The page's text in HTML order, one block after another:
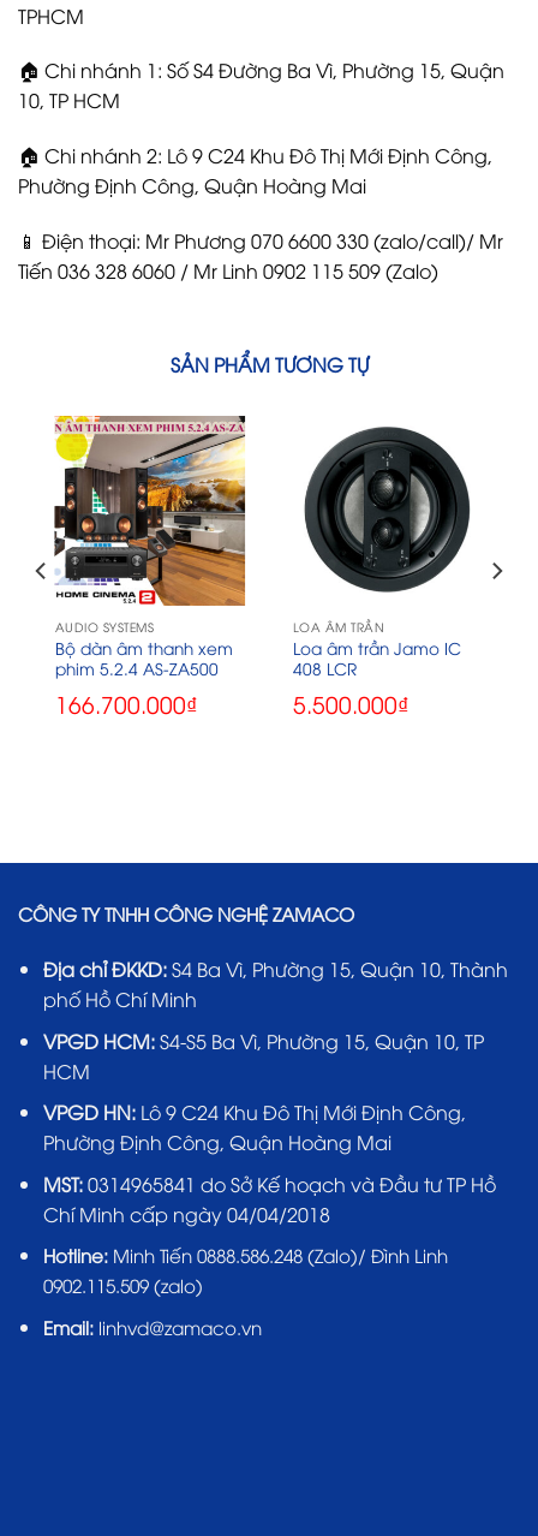
TPHCM
🏠 Chi nhánh 1: Số S4 Đường Ba Vì, Phường 15, Quận
10, TP HCM
🏠 Chi nhánh 2: Lô 9 C24 Khu Đô Thị Mới Định Công,
Phường Định Công, Quận Hoàng Mai
📱 Điện thoại: Mr Phương 070 6600 330 (zalo/call)/ Mr
Tiến 036 328 6060 / Mr Linh 0902 115 509 (Zalo)
SẢN PHẨM TƯƠNG TỰ
AUDIO SYSTEMS
Bộ dàn âm thanh xem
phim 5.2.4 AS-ZA500
166.700.000₫
LOA ÂM TRẦN
Loa âm trần Jamo IC
408 LCR
5.500.000₫
CÔNG TY TNHH CÔNG NGHỆ ZAMACO
Địa chỉ ĐKKD:S4 Ba Vì, Phường 15, Quận 10, Thành
phố Hồ Chí Minh
VPGD HCM:S4-S5 Ba Vì, Phường 15, Quận 10, TP
HCM
VPGD HN:Lô 9 C24 Khu Đô Thị Mới Định Công,
Phường Định Công, Quận Hoàng Mai
MST:0314965841 do Sở Kế hoạch và Đầu tư TP Hồ
Chí Minh cấp ngày 04/04/2018
Hotline: Minh Tiến 0888.586.248 (Zalo)/ Đình Linh
0902.115.509 (zalo)
Email:linhvd@zamaco.vn